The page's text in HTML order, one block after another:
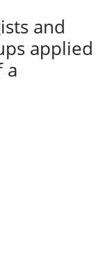
and
applied
a